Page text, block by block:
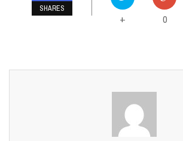
SHARES
+ 0